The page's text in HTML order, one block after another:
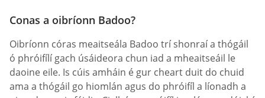
Conas a oibríonn Badoo?
Oibríonn córas meaitseála Badoo trí shonraí a thógáil
ó phróifílí gach úsáideora chun iad a mheaitseáil le
daoine eile. Is cúis amháin é gur cheart duit do chuid
ama a thógáil go hiomlán agus do phróifíl a líonadh a